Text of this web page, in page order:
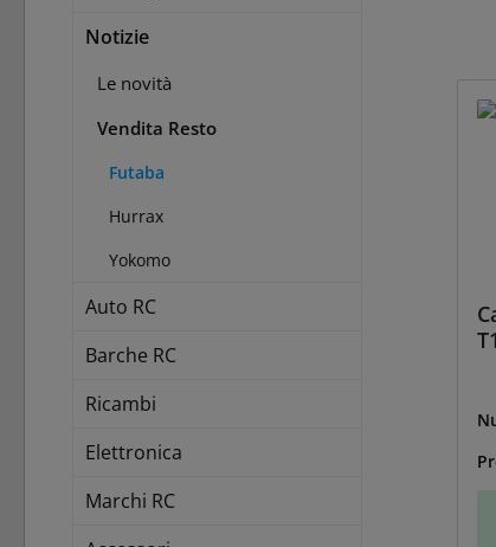
Notizie
Le novità
Vendita Resto
Futaba
Hurrax
Yokomo
Auto RC
Barche RC
Ricambi
Elettronica
Marchi RC